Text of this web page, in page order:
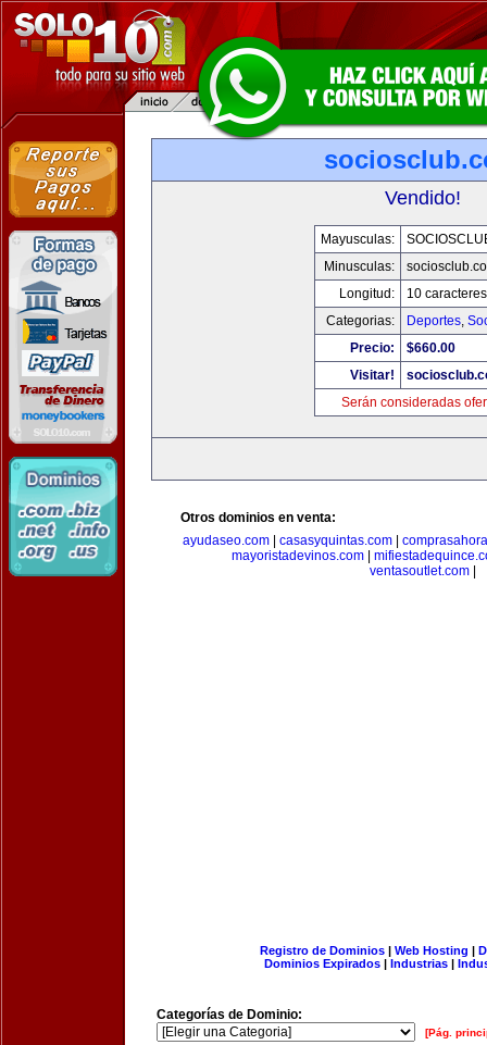
Vendido!
Mayusculas:
Minusculas:
Longitud:
10 caracteres
Categorias:
Deportes,
Precio:
$660.00
Visitar!
Serán consideradas
Otros dominios en venta:
ayudaseo.com
casasyquintas.com
mayoristadevinos.com
ventasoutlet.com
Registro de Dominios| Web Hosting |
Dominios Expirados | Industrias |
Categorías de Dominio:
[Pág.